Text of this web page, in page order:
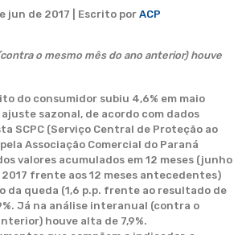
jun de 2017 | Escrito por ACP
o mesmo mês do ano anterior) houve
do consumidor subiu 4,6% em maio
sazonal, de acordo com dados
SCPC (Serviço Central de Proteção ao
Associação Comercial do Paraná
valores acumulados em 12 meses (junho
frente aos 12 meses antecedentes)
da queda (1,6 p.p. frente ao resultado de
Já na análise interanual (contra o
houve alta de 7,9%.